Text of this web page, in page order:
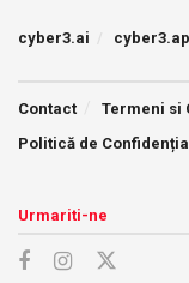
cyber3.ai
Contact Termeni si
Politică de
Urmariti-ne